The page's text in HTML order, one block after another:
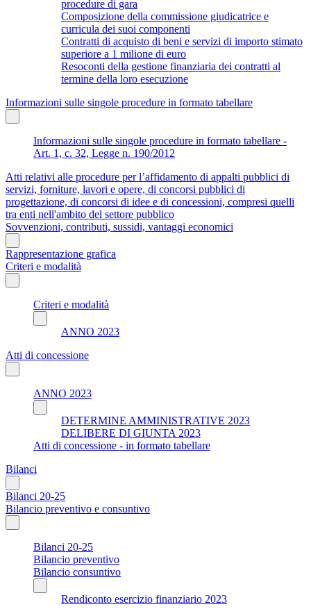
procedure di gara
Composizione della commissione giudicatrice e
curricula dei suoi componenti
Contratti di acquisto di beni e servizi di importo stimato
superiore a 1 milione di euro
Resoconti della gestione finanziaria dei contratti al
termine della loro esecuzione
Informazioni sulle singole procedure in formato tabellare
Informazioni sulle singole procedure in formato tabellare -
Art. 1, c. 32, Legge n. 190/2012
Atti relativi alle procedure per l’affidamento di appalti pubblici di
servizi, forniture, lavori e opere, di concorsi pubblici di
progettazione, di concorsi di idee e di concessioni, compresi quelli
tra enti nell'ambito del settore pubblico
Sovvenzioni, contributi, sussidi, vantaggi economici
Rappresentazione grafica
Criteri e modalità
Criteri e modalità
ANNO 2023
Atti di concessione
ANNO 2023
DETERMINE AMMINISTRATIVE 2023
DELIBERE DI GIUNTA 2023
Atti di concessione - in formato tabellare
Bilanci
Bilanci 20-25
Bilancio preventivo e consuntivo
Bilanci 20-25
Bilancio preventivo
Bilancio consuntivo
Rendiconto esercizio finanziario 2023